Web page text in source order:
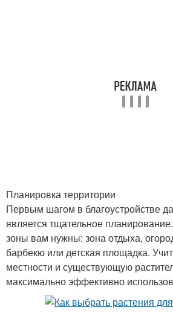
Планировка территории
Первым шагом в благоустройстве
является тщательное
зоны вам нужны: зона отдыха,
барбекю или детская площадка.
местности и существующую
максимально эффективно